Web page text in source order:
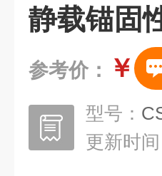
静载锚固
参考价： ￥
型号：
更新时间